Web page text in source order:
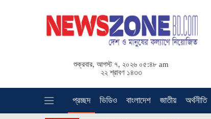
শুক্রবার, আগস্ট ৭, ২০২৬ ০৫:৪৮ am
২২ শ্রাবণ ১৪৩৩
প্রচ্ছদ ভিডিও বাংলাদেশ জাতীয় অর্থনীতি